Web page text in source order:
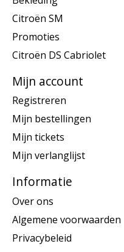
Citroën SM
Promoties
Citroën DS Cabriolet
Mijn account
Registreren
Mijn bestellingen
Mijn tickets
Mijn verlanglijst
Informatie
Over ons
Algemene voorwaarden
Privacybeleid